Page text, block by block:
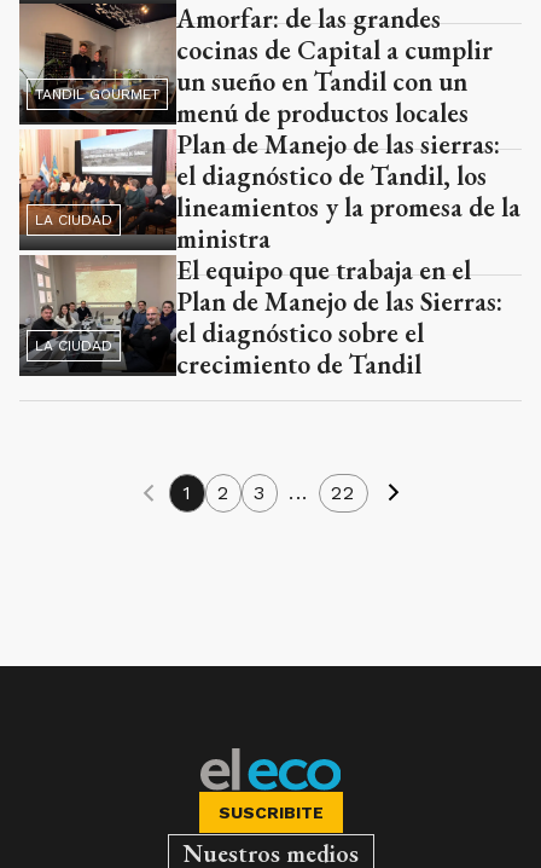
TANDIL GOURMET
Amorfar: de las grandes
cocinas de Capital a cumplir
un sueño en Tandil con un
menú de productos locales
LA CIUDAD
Plan de Manejo de las sierras:
el diagnóstico de Tandil, los
lineamientos y la promesa de la
ministra
LA CIUDAD
El equipo que trabaja en el
Plan de Manejo de las Sierras:
el diagnóstico sobre el
crecimiento de Tandil
1 2 3 ... 22
SUSCRIBITE
Nuestros medios